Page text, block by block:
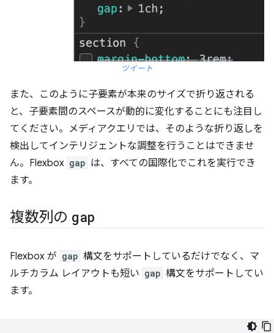
ツイート
また、このように子要素が本来のサイズで折り返される
と、子要素間のスペースが動的に変化することにも注目し
てください。メディアクエリでは、そのような折り返しを
検出してインテリジェントな調整を行うことはできませ
ん。Flexbox gap は、すべての国際化でこれを実行でき
ます。
複数列の gap
Flexbox が gap 構文をサポートしているだけでなく、マ
ルチカラム レイアウトも短い gap 構文をサポートしてい
ます。